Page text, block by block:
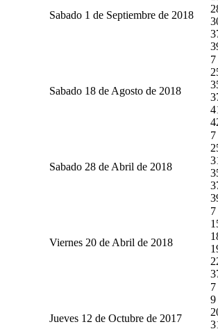
Sabado 1 de Septiembre de 2018
Sabado 18 de Agosto de 2018
7
Sabado 28 de Abril de 2018
7
Viernes 20 de Abril de 2018
7
Jueves 12 de Octubre de 2017
7
9